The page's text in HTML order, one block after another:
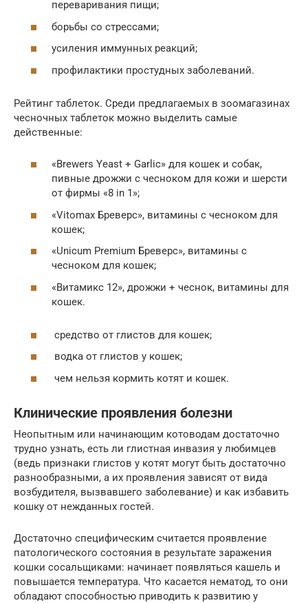
переваривания пищи;
борьбы со стрессами;
усиления иммунных реакций;
профилактики простудных заболеваний.
Рейтинг таблеток. Среди предлагаемых в зоомагазинах
чесночных таблеток можно выделить самые
действенные:
«Brewers Yeast + Garlic» для кошек и собак,
пивные дрожжи с чесноком для кожи и шерсти
от фирмы «8 in 1»;
«Vitomax Бреверс», витамины с чесноком для
кошек;
«Unicum Premium Бреверс», витамины с
чесноком для кошек;
«Витамикс 12», дрожжи + чеснок, витамины для
кошек.
средство от глистов для кошек;
водка от глистов у кошек;
чем нельзя кормить котят и кошек.
Клинические проявления болезни
Неопытным или начинающим котоводам достаточно
трудно узнать, есть ли глистная инвазия у любимцев
(ведь признаки глистов у котят могут быть достаточно
разнообразными, а их проявления зависят от вида
возбудителя, вызвавшего заболевание) и как избавить
кошку от нежданных гостей.
Достаточно специфическим считается проявление
патологического состояния в результате заражения
кошки сосальщиками: начинает появляться кашель и
повышается температура. Что касается нематод, то они
обладают способностью приводить к развитию у